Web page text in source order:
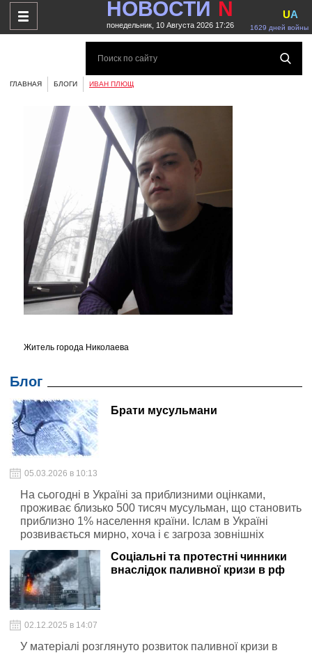
НОВОСТИ N
понедельник, 10 Августа 2026 17:26 1629 дней войны
UA
ГЛАВНАЯ БЛОГИ ИВАН ПЛЮЩ
Житель города Николаева
Блог
Брати мусульмани
05.03.2026 в 10:13
На сьогодні в Україні за приблизними оцінками,
проживає близько 500 тисяч мусульман, що становить
приблизно 1% населення країни. Іслам в Україні
розвивається мирно, хоча і є загроза зовнішніх
маніпуляцій.
Соціальні та протестні чинники
внаслідок паливної кризи в рф
02.12.2025 в 14:07
У матеріалі розглянуто розвиток паливної кризи в